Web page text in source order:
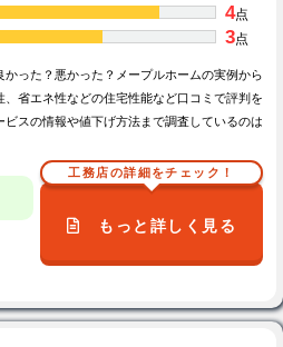
4点
3点
かった？悪かった？メープルホームの実例から
省エネ性などの住宅性能など口コミで評判を
スの情報や値下げ方法まで調査しているのは
工務店の詳細をチェック！
もっと詳しく見る